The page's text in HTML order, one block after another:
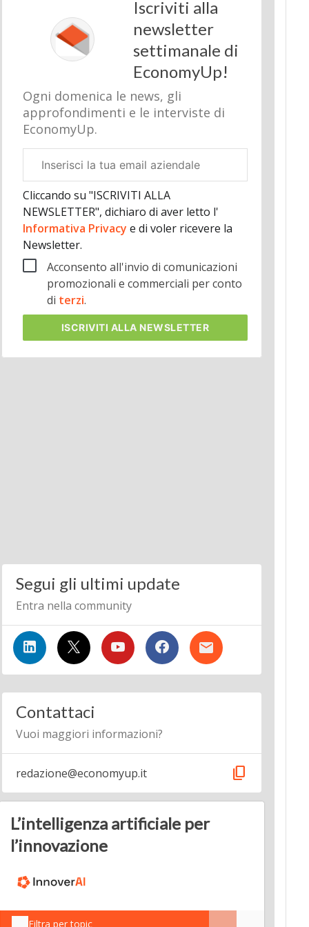
Iscriviti alla
newsletter
settimanale di
EconomyUp!
Ogni domenica le news, gli
approfondimenti e le interviste di
EconomyUp.
aziendale
Cliccando su "ISCRIVITI ALLA
NEWSLETTER", dichiaro di aver letto l'
Informativa Privacy e di voler ricevere la
Newsletter.
Acconsento all'invio di comunicazioni
promozionali e commerciali per conto
di terzi.
ISCRIVITI ALLA NEWSLETTER
Segui gli ultimi update
Entra nella community
Contattaci
Vuoi maggiori informazioni?
redazione@economyup.it content_copy
L’intelligenza artificiale per
l’innovazione
Filtra per topic